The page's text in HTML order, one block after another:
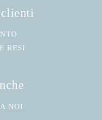
clienti
RESI
NOI